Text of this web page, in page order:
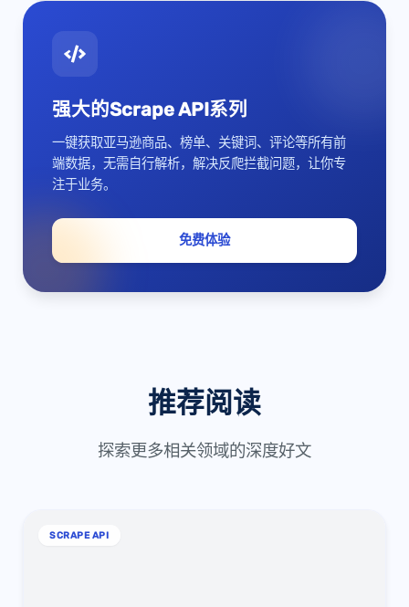
强大的Scrape API系列
一键获取亚马逊商品、榜单、关键词、评论等所有前
端数据，无需自行解析，解决反爬拦截问题，让你专
注于业务。
免费体验
推荐阅读
探索更多相关领域的深度好文
SCRAPE API